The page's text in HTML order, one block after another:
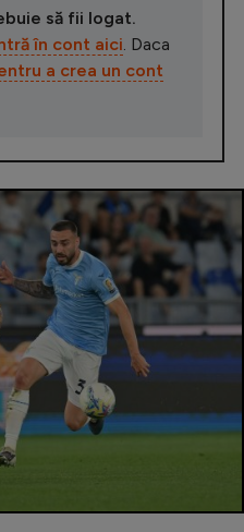
să fii logat.
în cont aici . Daca
a crea un cont